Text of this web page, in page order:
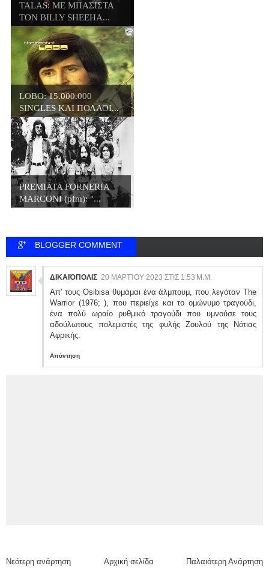
TALAS: ΜΕ ΜΠΑΣΙΣΤΑ
ΤΟΝ BILLY SHEEHA...
LOBO: 15.000.000
SINGLES ΚΑΙ ΠΟΛΛΟΙ...
PREMIATA FORNERIA
MARCONI (pfm): "...
BLOGGER COMMENT
ΔΙΚΑΙΌΠΟΛΙΣ 20 ΜΑΡΤΊΟΥ 2023 ΣΤΙΣ 1:53 Μ.Μ.
Απ' τους Osibisa θυμάμαι ένα άλμπουμ, που λεγόταν The
Warrior (1976; ), που περιείχε και το ομώνυμο τραγούδι,
ένα πολύ ωραίο ρυθμικό τραγούδι που υμνούσε τους
αδούλωτους πολεμιστές της φυλής Ζουλού της Νότιας
Αφρικής.
Απάντηση
Νεότερη ανάρτηση Παλαιότερη Ανάρτηση
Αρχική σελίδα